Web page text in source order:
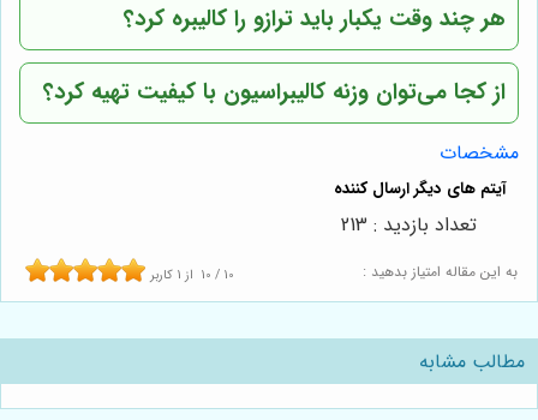
هر چند وقت یکبار باید ترازو را کالیبره کرد؟
از کجا می‌توان وزنه کالیبراسیون با کیفیت تهیه کرد؟
مشخصات
به این مقاله امتیاز بدهید : 10 / 10 از1 کاربر
تعداد بازدید : 213
مطالب مشابه